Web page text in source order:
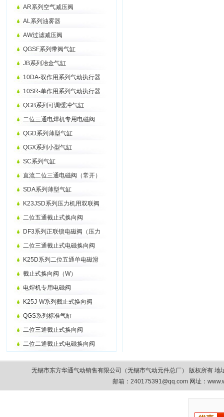
AR系列空气减压阀
AL系列油雾器
AW过滤减压阀
QGSF系列带阀气缸
JB系列冶金气缸
10DA-双作用系列气动执行器
10SR-单作用系列气动执行器
QGB系列可调缓冲气缸
二位三通电焊机专用电磁阀
QGD系列薄型气缸
QGX系列小型气缸
SC系列气缸
直流二位三通电磁阀（常开）
SDA系列薄型气缸
K23JSD系列压力机用双联阀
二位五通截止式换向阀
DF3系列正联锁电磁阀（压力
二位三通截止式电磁换向阀
K25D系列二位五通单电磁滑
截止式换向阀（W）
电焊机专用电磁阀
K25J-W系列截止式换向阀
QGS系列标准气缸
二位三通截止式换向阀
二位二通截止式电磁换向阀
无锡市东方华通气动销售有限公司（无锡市气动元件总厂） 版权所有
邮箱：240175391@qq.com 网址：